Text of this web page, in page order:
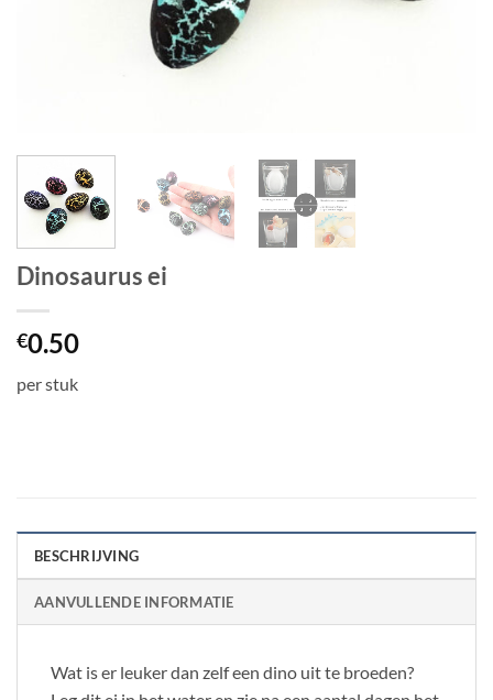
Dinosaurus ei
€0.50
per stuk
BESCHRIJVING
AANVULLENDE INFORMATIE
Wat is er leuker dan zelf een dino uit te broeden?